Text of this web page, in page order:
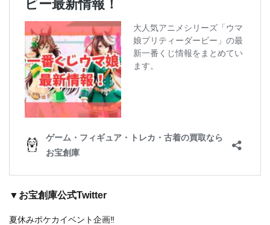
▼お宝創庫公式Twitter
夏休みポケカイベント企画‼️